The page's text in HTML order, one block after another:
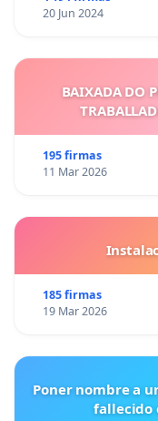
20 Jun 2024
BAIXADA DO
195 firmas
11 Mar 2026
185 firmas
19 Mar 2026
Poner nombre a
fallecido